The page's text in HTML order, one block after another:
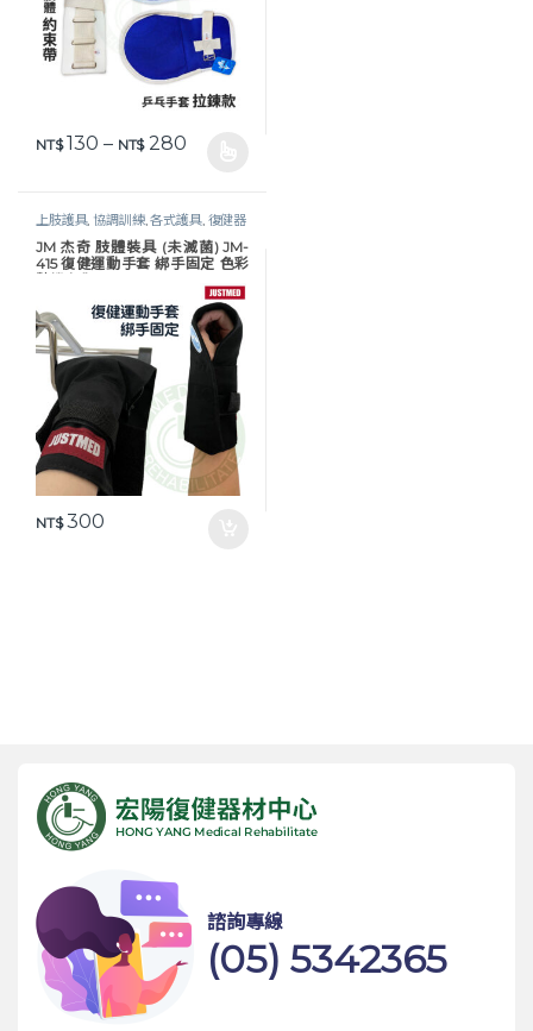
NT$130 – NT$280價格範圍：NT$ 130 到 NT$ 280
上肢護具, 協調訓練,各式護具, 復健器
材 ,生活保健,石膏鞋 / 約束手套
JM 杰奇 肢體裝具 (未滅菌) JM-
415 復健運動手套 綁手固定 色彩
NT$300
諮詢專線
(05) 5342365